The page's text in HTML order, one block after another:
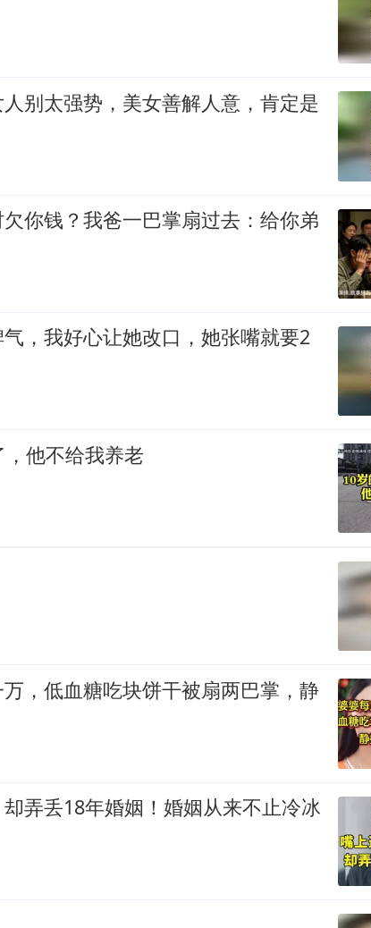
别太强势，美女善解人意，肯定是
你钱？我爸一巴掌扇过去：给你弟
，我好心让她改口，她张嘴就要2
他不给我养老
，低血糖吃块饼干被扇两巴掌，静
弄丢18年婚姻！婚姻从来不止冷冰